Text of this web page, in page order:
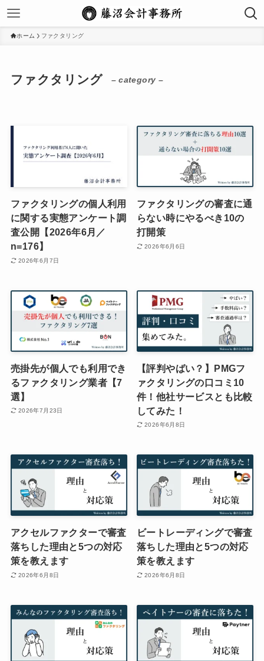
ホーム ファクタリング
ファクタリング – category –
ファクタリングの個人利用
に関する実態アンケート調
査公開【2026年6月／
n=176】
2026年6月7日
ファクタリングの審査に通
らない時にやるべき10の
打開策
2026年6月6日
売掛先が個人でも利用でき
るファクタリング業者【7
選】
2026年7月23日
【評判やばい？】PMGフ
ァクタリングの口コミ10
件！他社サービスとも比較
してみた！
2026年6月8日
アクセルファクターで審査
落ちした理由と5つの対応
策を教えます
2026年6月8日
ビートレーディングで審査
落ちした理由と5つの対応
策を教えます
2026年6月8日